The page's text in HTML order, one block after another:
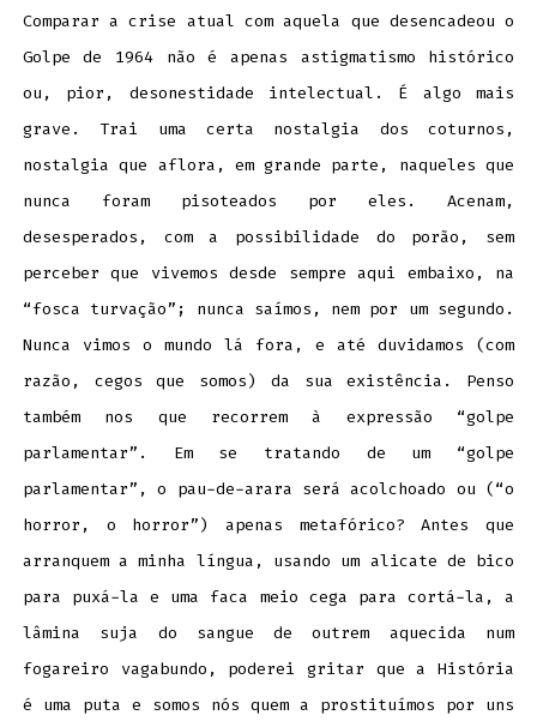
Comparar a crise atual com aquela que desencadeou o
Golpe de 1964 não é apenas astigmatismo histórico
ou, pior, desonestidade intelectual. É algo mais
grave. Trai uma certa nostalgia dos coturnos,
nostalgia que aflora, em grande parte, naqueles que
nunca foram pisoteados por eles. Acenam,
desesperados, com a possibilidade do porão, sem
perceber que vivemos desde sempre aqui embaixo, na
“fosca turvação”; nunca saímos, nem por um segundo.
Nunca vimos o mundo lá fora, e até duvidamos (com
razão, cegos que somos) da sua existência. Penso
também nos que recorrem à expressão “golpe
parlamentar”. Em se tratando de um “golpe
parlamentar”, o pau-de-arara será acolchoado ou (“o
horror, o horror”) apenas metafórico? Antes que
arranquem a minha língua, usando um alicate de bico
para puxá-la e uma faca meio cega para cortá-la, a
lâmina suja do sangue de outrem aquecida num
fogareiro vagabundo, poderei gritar que a História
é uma puta e somos nós quem a prostituímos por uns